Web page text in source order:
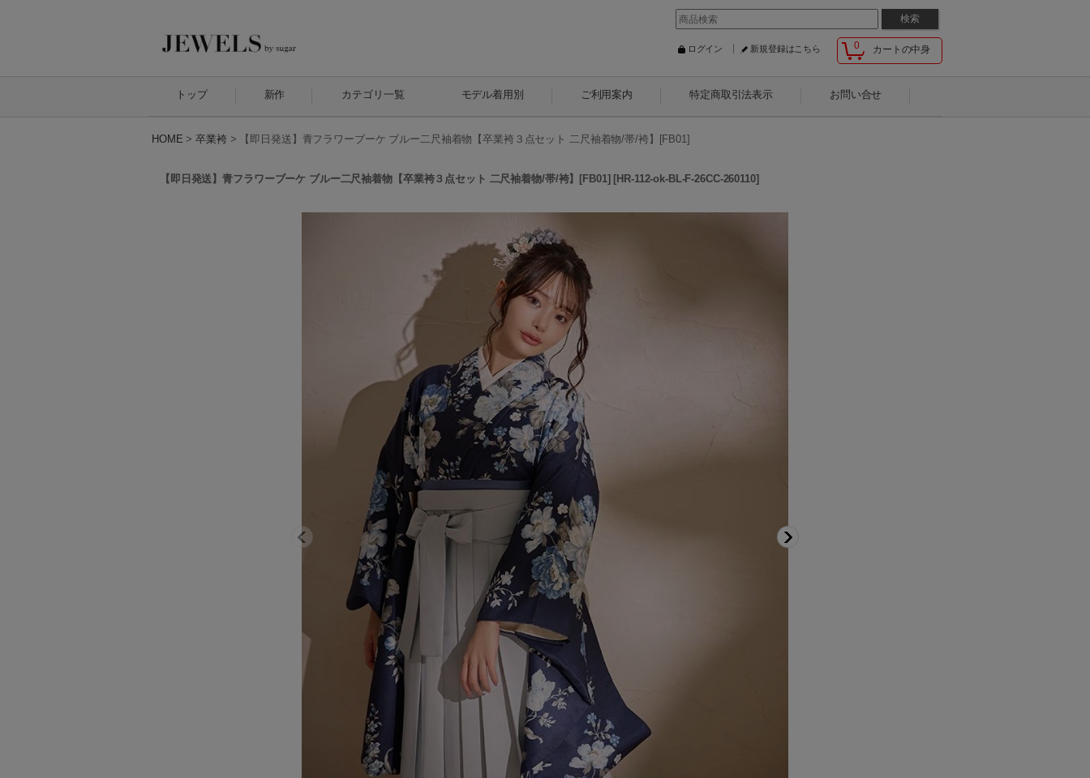
0 カートの中身
ログイン 新規登録はこちら
トップ 新作 カテゴリ一覧 モデル着用別 ご利用案内 特定商取引法表示 お問い合せ
HOME > 卒業袴 > 【即日発送】青フラワーブーケ ブルー二尺袖着物【卒業袴３点セット 二尺袖着物/帯/袴】[FB01]
【即日発送】青フラワーブーケ ブルー二尺袖着物【卒業袴３点セット 二尺袖着物/帯/袴】[FB01] [ HR-112-ok-BL-F-26CC-260110]